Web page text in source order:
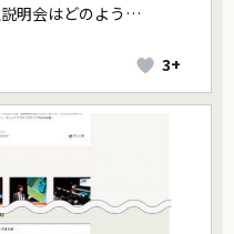
説明会はどのよう…
3+